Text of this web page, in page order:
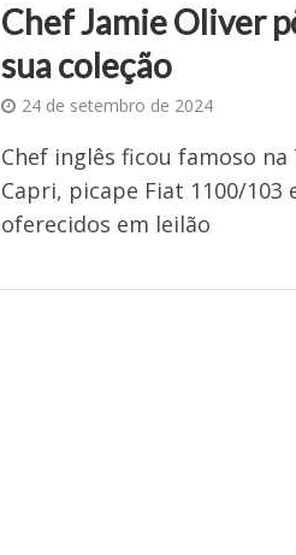
Chef Jamie Oliver
sua coleção
24 de setembro de 2024
Chef inglês ficou famoso
Capri, picape Fiat 1100/103
oferecidos em leilão